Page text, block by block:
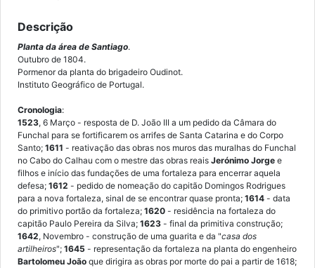
Descrição
Planta da área de Santiago.
Outubro de 1804.
Pormenor da planta do brigadeiro Oudinot.
Instituto Geográfico de Portugal.
Cronologia:
1523, 6 Março - resposta de D. João III a um pedido da Câmara do
Funchal para se fortificarem os arrifes de Santa Catarina e do Corpo
Santo; 1611 - reativação das obras nos muros das muralhas do Funchal
no Cabo do Calhau com o mestre das obras reais Jerónimo Jorge e
filhos e início das fundações de uma fortaleza para encerrar aquela
defesa; 1612 - pedido de nomeação do capitão Domingos Rodrigues
para a nova fortaleza, sinal de se encontrar quase pronta; 1614 - data
do primitivo portão da fortaleza; 1620 - residência na fortaleza do
capitão Paulo Pereira da Silva; 1623 - final da primitiva construção;
1642, Novembro - construção de uma guarita e da "casa dos
artilheiros"; 1645 - representação da fortaleza na planta do engenheiro
Bartolomeu João que dirigira as obras por morte do pai a partir de 1618;